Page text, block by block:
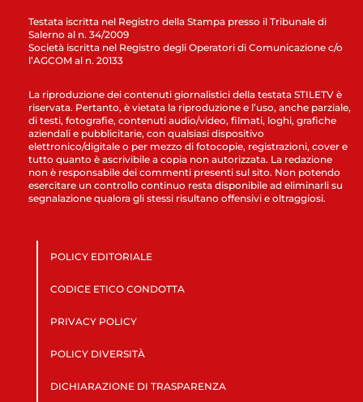
Testata iscritta nel Registro della Stampa presso il Tribunale di
Salerno al n. 34/2009
Società iscritta nel Registro degli Operatori di Comunicazione c/o
l’AGCOM al n. 20133
La riproduzione dei contenuti giornalistici della testata STILETV è
riservata. Pertanto, è vietata la riproduzione e l’uso, anche parziale,
di testi, fotografie, contenuti audio/video, filmati, loghi, grafiche
aziendali e pubblicitarie, con qualsiasi dispositivo
elettronico/digitale o per mezzo di fotocopie, registrazioni, cover e
tutto quanto è ascrivibile a copia non autorizzata. La redazione
non è responsabile dei commenti presenti sul sito. Non potendo
esercitare un controllo continuo resta disponibile ad eliminarli su
segnalazione qualora gli stessi risultano offensivi e oltraggiosi.
POLICY EDITORIALE
CODICE ETICO CONDOTTA
PRIVACY POLICY
POLICY DIVERSITÀ
DICHIARAZIONE DI TRASPARENZA